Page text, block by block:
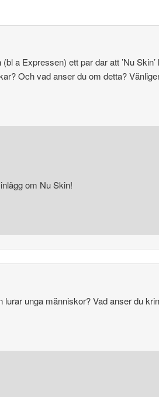
a Expressen) ett par dar att ’Nu
Och vad anser du om detta?
om Nu Skin!
unga människor? Vad anser du